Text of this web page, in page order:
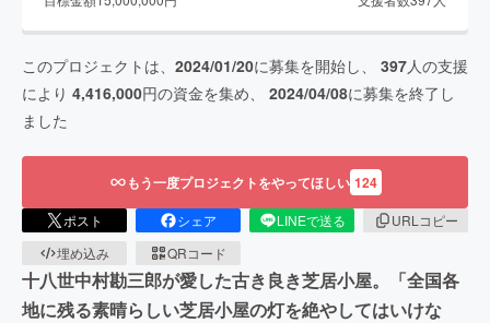
このプロジェクトは、 2024/01/20に募集を開始し、 397人の支援
により 4,416,000円の資金を集め、 2024/04/08に募集を終了し
ました
もう一度プロジェクトをやってほしい 124
ポスト シェア LINEで送る
URLコピー
埋め込み
QRコード
十八世中村勘三郎が愛した古き良き芝居小屋。「全国各
地に残る素晴らしい芝居小屋の灯を絶やしてはいけな